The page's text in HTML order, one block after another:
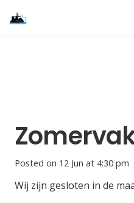
Posted on 12 Jun at 4:30 pm
Wij zijn gesloten in de